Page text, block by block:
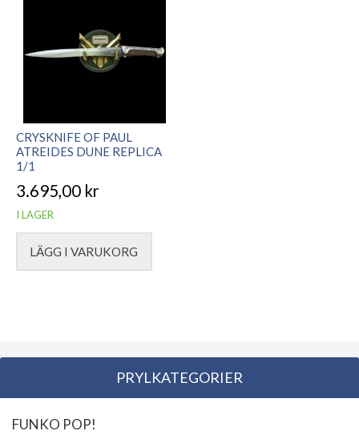
CRYSKNIFE OF PAUL
ATREIDES DUNE REPLICA
1/1
3.695,00 kr
I LAGER
LÄGG I VARUKORG
PRYLKATEGORIER
FUNKO POP!